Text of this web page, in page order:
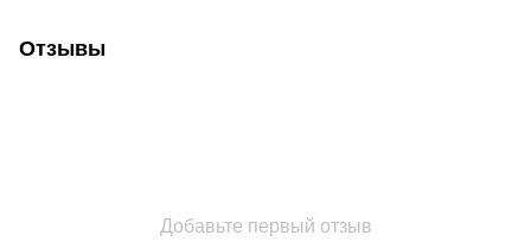
Отзывы
Добавьте первый отзыв